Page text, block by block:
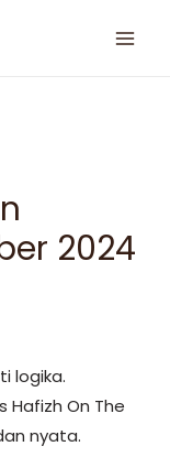
2024
logika.
On The
nyata.